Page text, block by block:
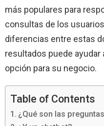
más populares para
consultas de los
diferencias entre estas
resultados puede ayudar
opción para su negocio.
Table of Contents
¿Qué son las